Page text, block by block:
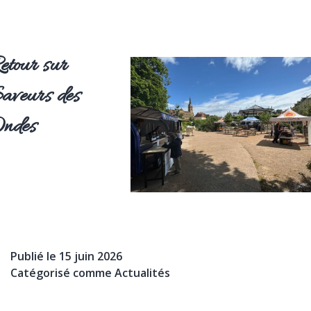
sur
des
Publié le 15 juin 2026
Catégorisé comme Actualités